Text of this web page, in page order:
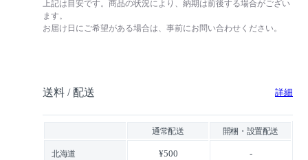
上記は目安です。商品の状況により、納期は前後する場合がござい
ます。
お届け日にご希望がある場合は、事前にお問い合わせください。
送料 / 配送 詳細
通常配送 開梱・設置配送
北海道 ¥500 -